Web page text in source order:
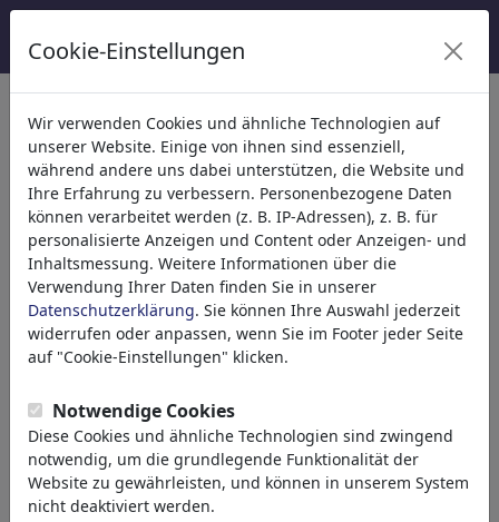
Kategorien
Religion(9415)
Politik(188534)
Medien & Kultur(72005)
Liebe(17990)
Wirtschaft(21743)
Finanzkrise
Manager
Gehälter
Job & Arbeitsplatz
Karriere
Börse
Banken
Geld & Kredite
Handel & Verkauf
Cookie-Einstellungen
Wir verwenden Cookies und ähnliche Technologien auf
unserer Website. Einige von ihnen sind essenziell,
während andere uns dabei unterstützen, die Website und
Ihre Erfahrung zu verbessern. Personenbezogene Daten
können verarbeitet werden (z. B. IP-Adressen), z. B. für
personalisierte Anzeigen und Content oder Anzeigen- und
Inhaltsmessung. Weitere Informationen über die
Verwendung Ihrer Daten finden Sie in unserer
Datenschutzerklärung. Sie können Ihre Auswahl jederzeit
widerrufen oder anpassen, wenn Sie im Footer jeder Seite
auf "Cookie-Einstellungen" klicken.
Notwendige Cookies
Diese Cookies und ähnliche Technologien sind zwingend
notwendig, um die grundlegende Funktionalität der
Website zu gewährleisten, und können in unserem System
nicht deaktiviert werden.